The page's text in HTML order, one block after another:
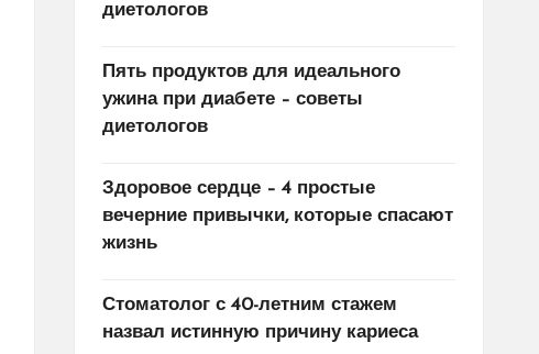
диетологов
Пять продуктов для идеального
ужина при диабете – советы
диетологов
Здоровое сердце – 4 простые
вечерние привычки, которые спасают
жизнь
Стоматолог с 40-летним стажем
назвал истинную причину кариеса